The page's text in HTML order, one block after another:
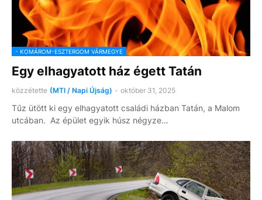
- KOMÁROM-ESZTERGOM VÁRMEGYE
Egy elhagyatott ház égett Tatán
közzétette (MTI / Napi Újság) - október 31, 2025
Tűz ütött ki egy elhagyatott családi házban Tatán, a Malom
utcában. Az épület egyik húsz négyze…